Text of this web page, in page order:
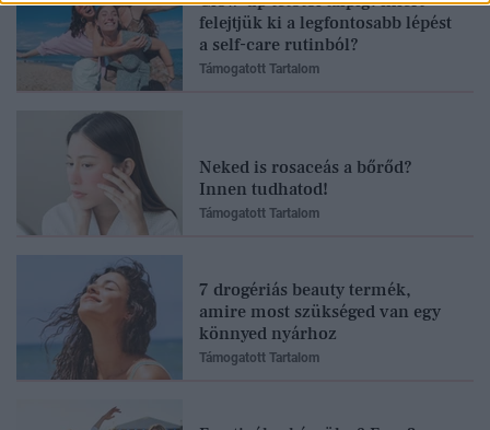
felejtjük ki a legfontosabb lépést
a self-care rutinból?
Támogatott Tartalom
Neked is rosaceás a bőrőd?
Innen tudhatod!
Támogatott Tartalom
7 drogériás beauty termék,
amire most szükséged van egy
könnyed nyárhoz
Támogatott Tartalom